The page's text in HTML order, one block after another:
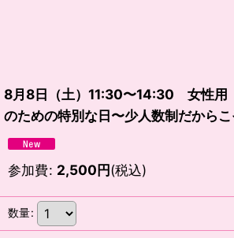
8月8日（土）11:30〜14:30 女性用
のための特別な日〜少人数制だから
参加費: 2,500円(税込)
数量: